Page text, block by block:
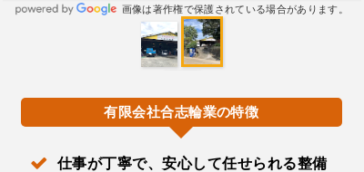
画像は著作権で保護されている場合があります。
有限会社合志輪業の特徴
仕事が丁寧で、安心して任せられる整備